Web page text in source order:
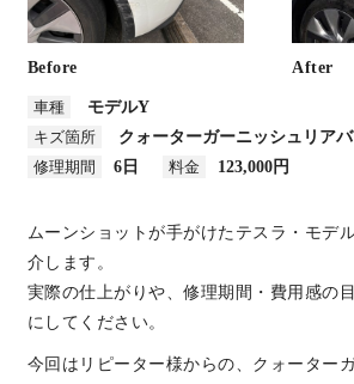
Before After
車種
モデルY
キズ箇所
クォーターガーニッシュ リア
修理期間
6日 料金 123,000円
ムーンショットが手がけたテスラ・モデ
介します。
実際の仕上がりや、修理期間・費用感の
にしてください。
今回はリピーター様からの、クォーター